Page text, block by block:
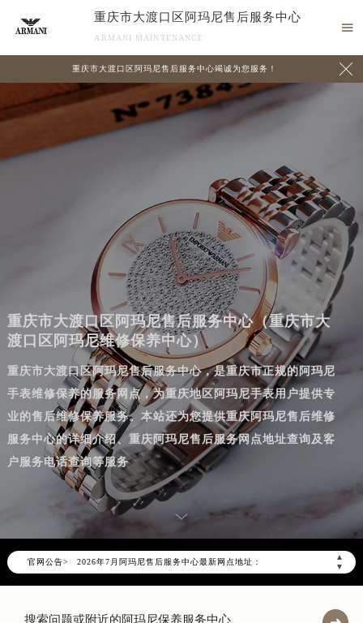
重庆市大渡口区阿玛尼售后服务中心
ARMANI MAINTENANCE

重庆市大渡口区阿玛尼售后服务中心竭诚为您服务！ 
重庆市大渡口区阿玛尼售后服务中心（重庆市大
渡口区阿玛尼维修保养中心）
重庆市大渡口区阿玛尼售后服务中心，是重庆市正规的阿玛尼
手表维修保养的服务网点，为重庆地区阿玛尼手表用户提供专
业的售后维修保养服务。本站还为您提供重庆阿玛尼售后维修
服务中心的详细介绍、重庆阿玛尼售后服务网点地址查询及客
户服务电话查询等服务
官网公告>
▲
▼
2026年7月阿玛尼重庆市售后服务网络优化升级公告
2026年7月重庆市阿玛尼官方售后客户服务热线：400-606-8509
2026年7月阿玛尼售后服务中心最新网点地址：
重庆市江北区观音桥步行街2号融恒时代广场写字楼9层902室（需提前预约）